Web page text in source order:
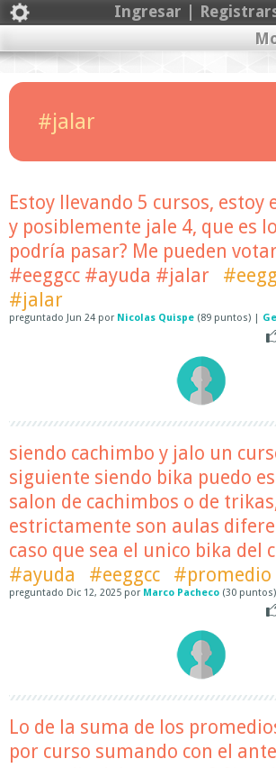
Ingresar |
#jalar
Estoy llevando 5 cursos, estoy
y posiblemente jale 4, que es
podría pasar? Me pueden
#eeggcc #ayuda #jalar
#jalar
preguntado Jun 24 por Nicolas Quispe (89 puntos) |
siendo cachimbo y jalo un
siguiente siendo bika puedo
salon de cachimbos o de
estrictamente son aulas
caso que sea el unico bika del
#ayuda
#eeggcc #promedio
preguntado Dic 12, 2025 por Marco Pacheco (30 puntos)
Lo de la suma de los
por curso sumando con el